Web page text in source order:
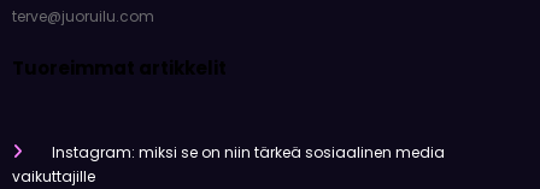
terve@juoruilu.com
Tuoreimmat artikkelit
Instagram: miksi se on niin tärkeä sosiaalinen media
vaikuttajille